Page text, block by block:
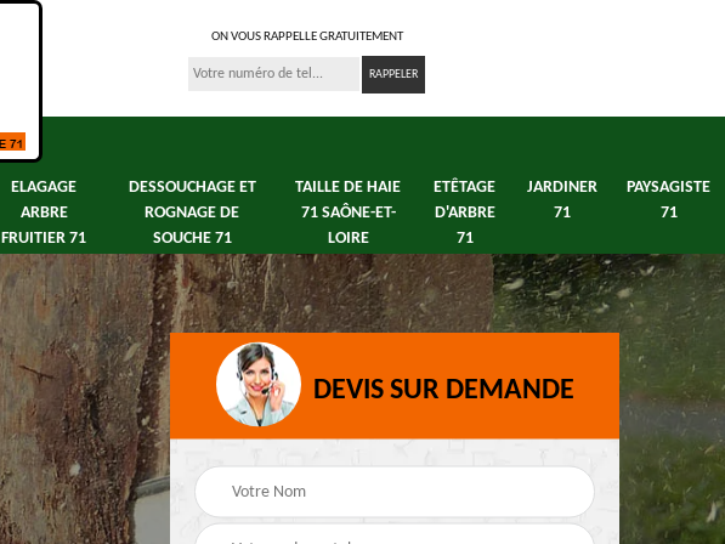
ON VOUS RAPPELLE GRATUITEMENT
ELAGAGE
ARBRE
FRUITIER 71
DESSOUCHAGE ET
ROGNAGE DE
SOUCHE 71
TAILLE DE HAIE
71 SAÔNE-ET-
LOIRE
ETÊTAGE
D'ARBRE
71
JARDINER
71
PAYSAGISTE
71
Abattage d'arbres 71
Saône-et-Loire
Elagage arbre fruitier
71
DEVIS SUR DEMANDE